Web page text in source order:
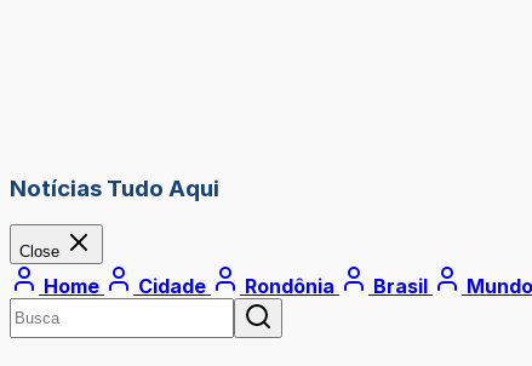
Notícias Tudo Aqui
Close
Home Cidade Rondônia Brasil Mundo